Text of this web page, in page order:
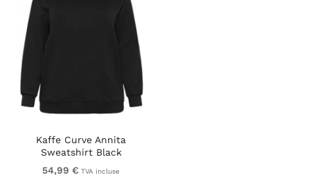
Kaffe Curve Annita
Sweatshirt Black
54,99 € TVA incluse